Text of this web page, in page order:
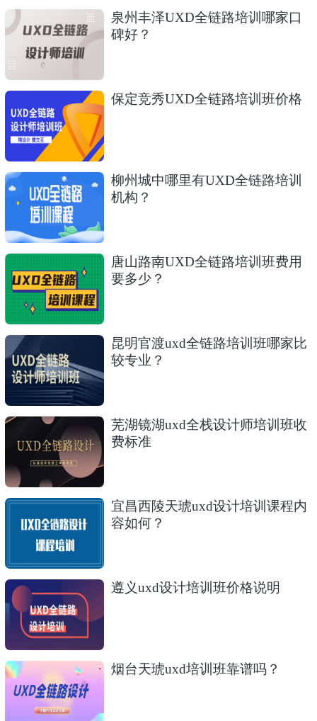
泉州丰泽UXD全链路培训哪家口
碑好？
保定竞秀UXD全链路培训班价格
柳州城中哪里有UXD全链路培训
机构？
唐山路南UXD全链路培训班费用
要多少？
昆明官渡uxd全链路培训班哪家比
较专业？
芜湖镜湖uxd全栈设计师培训班收
费标准
宜昌西陵天琥uxd设计培训课程内
容如何？
遵义uxd设计培训班价格说明
烟台天琥uxd培训班靠谱吗？